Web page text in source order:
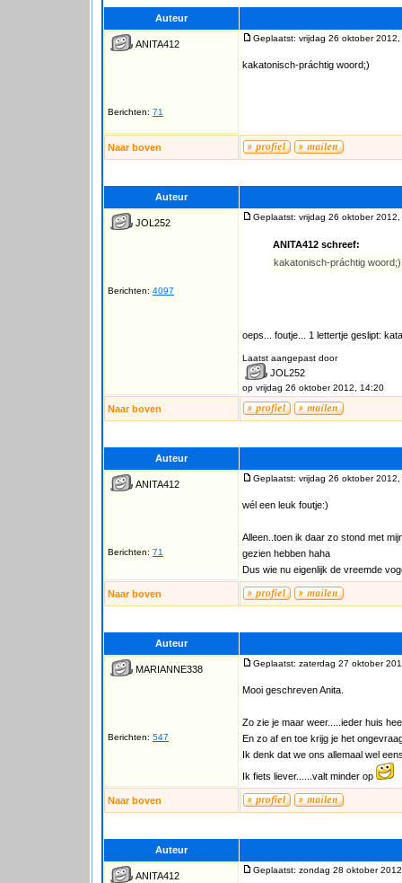
Auteur
ANITA412
Berichten: 71
Geplaatst: vrijdag 26 oktober
kakatonisch-práchtig woord;)
Naar boven
Auteur
JOL252
Berichten: 4097
Geplaatst: vrijdag 26 oktober
ANITA412 schreef:
kakatonisch-práchtig woord;)
oeps... foutje... 1 lettertje geslipt:
Laatst aangepast door
JOL252
op vrijdag 26 oktober 2012, 14:20
Naar boven
Auteur
ANITA412
Berichten: 71
Geplaatst: vrijdag 26 oktober
wél een leuk foutje:)
Alleen..toen ik daar zo stond met
gezien hebben haha
Dus wie nu eigenlijk de vreemde
Naar boven
Auteur
MARIANNE338
Berichten: 547
Geplaatst: zaterdag 27 oktober
Mooi geschreven Anita.
Zo zie je maar weer.....ieder huis
En zo af en toe krijg je het
Ik denk dat we ons allemaal wel
Ik fiets liever......valt minder op
Naar boven
Auteur
ANITA412
Geplaatst: zondag 28 oktober